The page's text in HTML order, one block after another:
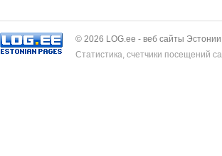
© 2026 LOG.ee - веб сайты
Статистика, счетчики посещений